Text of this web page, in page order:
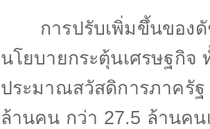
การปรับเพิ่มขึ้นของดั
นโยบายกระตุ้นเศรษฐกิจ
ประมาณสวัสดิการภาครั
ล้านคน กว่า 27.5 ล้านคน